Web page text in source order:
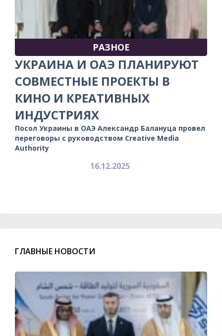
РАЗНОЕ
УКРАИНА И ОАЭ ПЛАНИРУЮТ
СОВМЕСТНЫЕ ПРОЕКТЫ В
КИНО И КРЕАТИВНЫХ
ИНДУСТРИЯХ
Посол Украины в ОАЭ Александр Балануца провел
переговоры с руководством Creative Media
Authority
16.12.2025
ГЛАВНЫЕ НОВОСТИ